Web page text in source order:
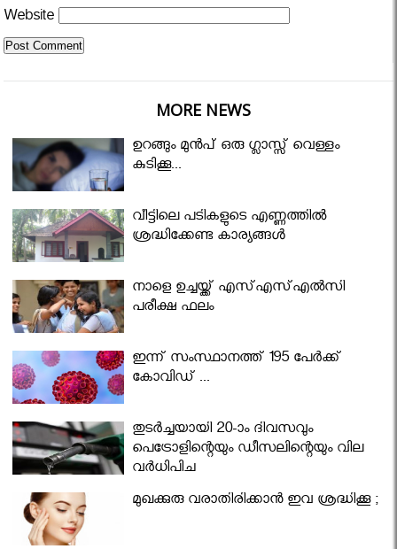
Website
MORE NEWS
ഉറങ്ങും മുന്‍പ് ഒരു ഗ്ലാസ്സ് വെള്ളം
കുടിക്കൂ...
വീട്ടിലെ പടികളുടെ എണ്ണത്തിൽ
ശ്രദ്ധിക്കേണ്ട കാര്യങ്ങൾ
നാളെ ഉച്ചയ്ക്ക് എസ്എസ്എല്‍സി
പരീക്ഷ ഫലം
ഇന്ന് സംസ്ഥാനത്ത് 195 പേര്‍ക്ക്
കോവിഡ് ...
തുടർച്ചയായി 20-ാം ദിവസവും
പെട്രോളിന്റെയും ഡീസലിന്റെയും വില
വര്‍ധിപ്പിച്ചു
മുഖക്കുരു വരാതിരിക്കാന്‍ ഇവ ശ്രദ്ധിക്കൂ ;